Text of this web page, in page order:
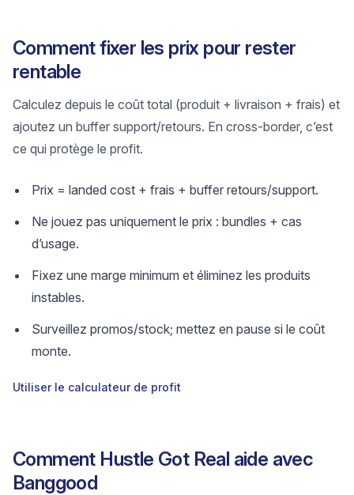
Comment fixer les prix pour rester
rentable
Calculez depuis le coût total (produit + livraison + frais) et
ajoutez un buffer support/retours. En cross‑border, c’est
ce qui protège le profit.
Prix = landed cost + frais + buffer retours/support.
Ne jouez pas uniquement le prix : bundles + cas
d’usage.
Fixez une marge minimum et éliminez les produits
instables.
Surveillez promos/stock; mettez en pause si le coût
monte.
Utiliser le calculateur de profit
Comment Hustle Got Real aide avec
Banggood